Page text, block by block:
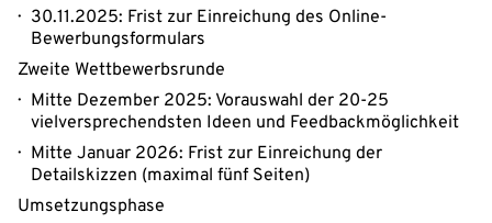
30.11.2025: Frist zur Einreichung des Online-
Bewerbungsformulars
Zweite Wettbewerbsrunde
Mitte Dezember 2025: Vorauswahl der 20-25
vielversprechendsten Ideen und Feedbackmöglichkeit
Mitte Januar 2026: Frist zur Einreichung der
Detailskizzen (maximal fünf Seiten)
Umsetzungsphase